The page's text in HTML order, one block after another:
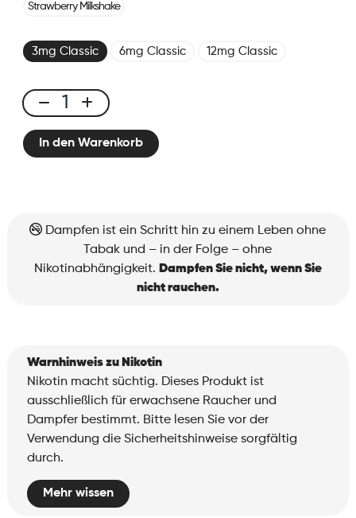
Strawberry Milkshake
3mg Classic 6mg Classic 12mg Classic
E-
liquid
10ml
Blueberry
Menge
In den Warenkorb
Dampfen ist ein Schritt hin zu einem Leben ohne
Tabak und – in der Folge – ohne
Nikotinabhängigkeit. Dampfen Sie nicht, wenn Sie
nicht rauchen.
Warnhinweis zu Nikotin
Nikotin macht süchtig. Dieses Produkt ist
ausschließlich für erwachsene Raucher und
Dampfer bestimmt. Bitte lesen Sie vor der
Verwendung die Sicherheitshinweise sorgfältig
durch.
Mehr wissen